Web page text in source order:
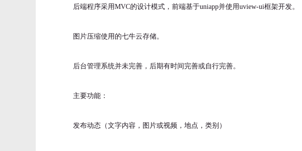
后端程序采用MVC的设计模式，前端基于uniapp并使用uview-ui框架开发。
图片压缩使用的七牛云存储。
后台管理系统并未完善，后期有时间完善或自行完善。
主要功能：
发布动态（文字内容，图片或视频，地点，类别）